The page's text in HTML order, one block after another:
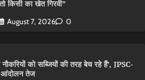
किसी का खेत गिरवी”
August 7, 2026 0
नौकरियों को सब्जियों की तरह बेच रहे हैं’, JPSC-
आंदोलन तेज